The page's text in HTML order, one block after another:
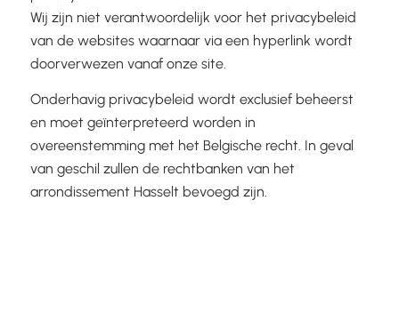
Wij zijn niet verantwoordelijk voor het privacybeleid
van de websites waarnaar via een hyperlink wordt
doorverwezen vanaf onze site.
Onderhavig privacybeleid wordt exclusief beheerst
en moet geïnterpreteerd worden in
overeenstemming met het Belgische recht. In geval
van geschil zullen de rechtbanken van het
arrondissement Hasselt bevoegd zijn.